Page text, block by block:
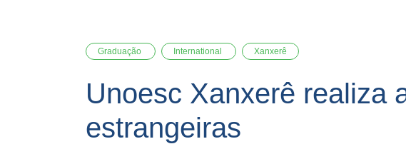
Graduação International Xanxerê
Unoesc Xanxerê realiza
estrangeiras